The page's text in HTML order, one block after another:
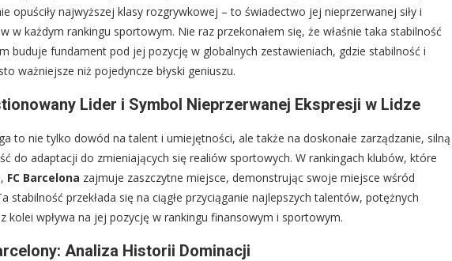
opuściły najwyższej klasy rozgrywkowej – to świadectwo jej nieprzerwanej siły i
w każdym rankingu sportowym. Nie raz przekonałem się, że właśnie taka stabilność
buduje fundament pod jej pozycję w globalnych zestawieniach, gdzie stabilność i
ważniejsze niż pojedyncze błyski geniuszu.
Lider i Symbol Nieprzerwanej Ekspresji w Lidze
to nie tylko dowód na talent i umiejętności, ale także na doskonałe zarządzanie, silną
do adaptacji do zmieniających się realiów sportowych. W rankingach klubów, które
FC Barcelona zajmuje zaszczytne miejsce, demonstrując swoje miejsce wśród
stabilność przekłada się na ciągłe przyciąganie najlepszych talentów, potężnych
kolei wpływa na jej pozycję w rankingu finansowym i sportowym.
Analiza Historii Dominacji